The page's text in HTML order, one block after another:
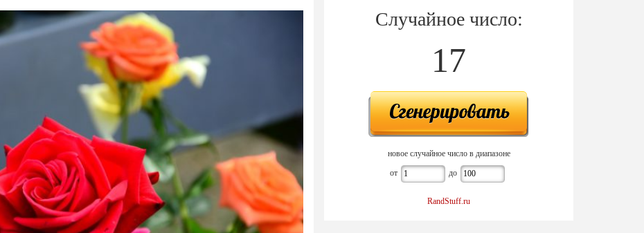
Случайное число:
17
новое случайное число в диапазоне
от до
RandStuff.ru